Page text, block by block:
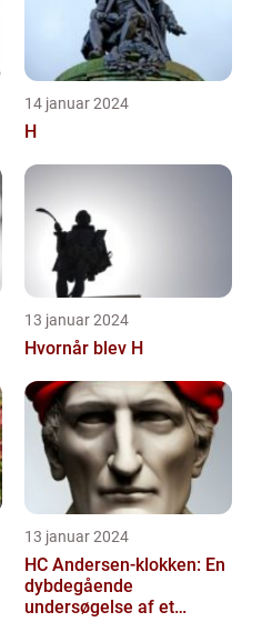
14 januar 2024
H
13 januar 2024
Hvornår blev H
13 januar 2024
HC Andersen-klokken: En
dybdegående
undersøgelse af et